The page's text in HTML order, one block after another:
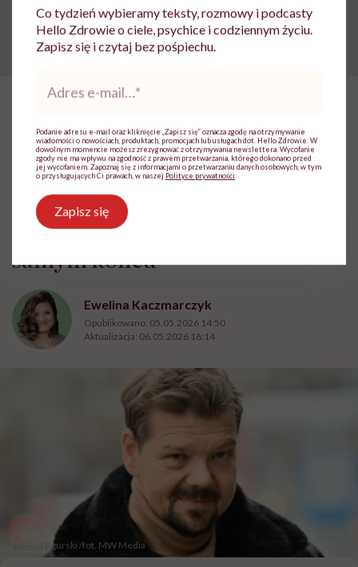
skonsultować się z lekarzem.
Michał Figurski: „Po wylewie
stan umysłu wygląda jak po
eksplozji bomby pod czaszką. O
jakiejkolwiek pracy myśli się na
samym końcu”
Ewelina Kaczmarczyk
Opublikowano: 05.05.2026 14:50
Aktualizacja: 06.05.2026 16:14
Michał Figurski /fot. MW Media
Co tydzień wybieramy teksty, rozmowy i podcasty
Hello Zdrowie o ciele, psychice i codziennym życiu.
Zapisz się i czytaj bez pośpiechu.
mail*
Podanie adresu e-mail oraz kliknięcie „Zapisz się” oznacza zgodę na otrzymywanie
wiadomości o nowościach, produktach, promocjach lub usługach dot. Hello Zdrowie. W
dowolnym momencie możesz zrezygnować z otrzymywania newslettera. Wycofanie
zgody nie ma wpływu na zgodność z prawem przetwarzania, którego dokonano przed
jej wycofaniem. Zapoznaj się z informacjami o przetwarzaniu danych osobowych, w tym
o przysługujących Ci prawach, w naszej Polityce prywatności
Zapisz się